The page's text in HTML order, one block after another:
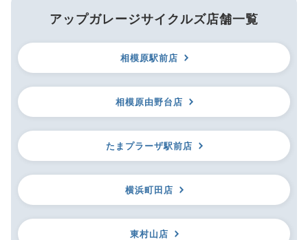
アップガレージサイクルズ店舗一覧
相模原駅前店
相模原由野台店
たまプラーザ駅前店
横浜町田店
東村山店